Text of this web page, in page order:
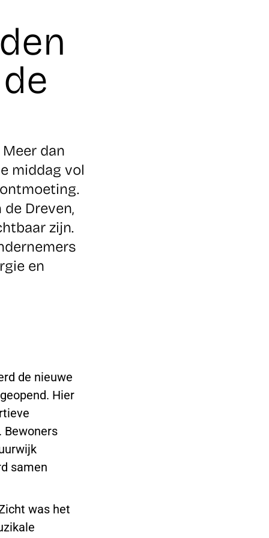
dan
middag vol
Dreven,
zijn.
en
de nieuwe
Hier
samen
was het